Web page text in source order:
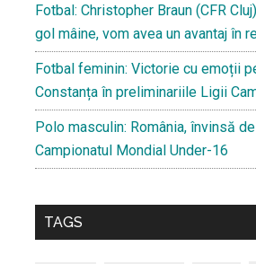
Fotbal: Christopher Braun (CFR
gol mâine, vom avea un avantaj în
Fotbal feminin: Victorie cu emoții
Constanța în preliminariile Ligii
Polo masculin: România, învinsă
Campionatul Mondial Under-16
TAGS